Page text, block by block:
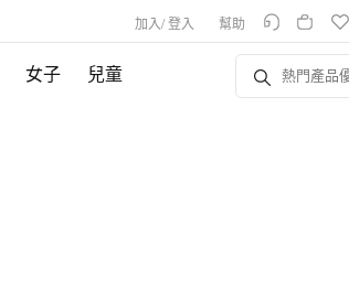
加入/登入 幫助
女子 兒童